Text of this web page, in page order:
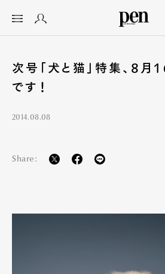
次号「犬と猫」特集、8月
です！
2014.08.08
Share: